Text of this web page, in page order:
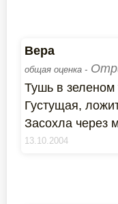
Вера
общая оценка -
Тушь в зеленом
Густущая,
Засохла через
13.10.2004